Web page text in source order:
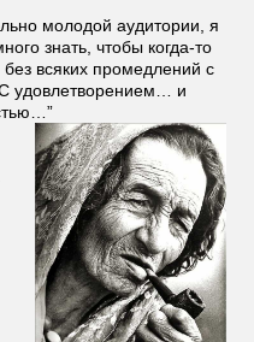
молодой аудитории, я
знать, чтобы когда-то
всяких промедлений с
удовлетворением… и